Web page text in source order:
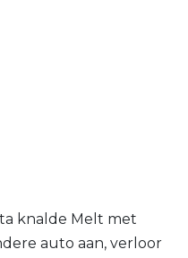
knalde Melt met
auto aan, verloor